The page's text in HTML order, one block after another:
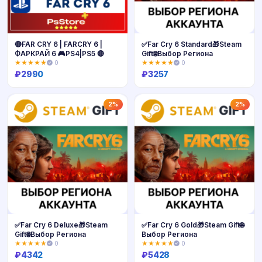
🔴FAR CRY 6 | FARCRY 6 |
ФАРКРАЙ 6 🎮PS4|PS5 🔴
★★★★★ 0
₽2990
✅Far Cry 6 Standard🎁Steam
Gift🌐Выбор Региона
★★★★★ 0
₽3257
2%
✅Far Cry 6 Deluxe🎁Steam
Gift🌐Выбор Региона
★★★★★ 0
₽4342
2%
✅Far Cry 6 Gold🎁Steam Gift🌐
Выбор Региона
★★★★★ 0
₽5428